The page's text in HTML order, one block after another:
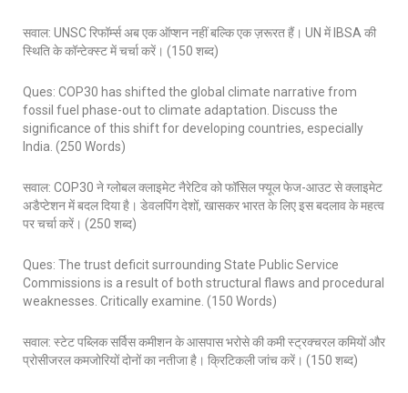
सवाल: UNSC रिफॉर्म्स अब एक ऑप्शन नहीं बल्कि एक ज़रूरत हैं। UN में IBSA की
स्थिति के कॉन्टेक्स्ट में चर्चा करें। (150 शब्द)
Ques: COP30 has shifted the global climate narrative from
fossil fuel phase-out to climate adaptation. Discuss the
significance of this shift for developing countries, especially
India. (250 Words)
सवाल: COP30 ने ग्लोबल क्लाइमेट नैरेटिव को फॉसिल फ्यूल फेज-आउट से क्लाइमेट
अडैप्टेशन में बदल दिया है। डेवलपिंग देशों, खासकर भारत के लिए इस बदलाव के महत्व
पर चर्चा करें। (250 शब्द)
Ques: The trust deficit surrounding State Public Service
Commissions is a result of both structural flaws and procedural
weaknesses. Critically examine. (150 Words)
सवाल: स्टेट पब्लिक सर्विस कमीशन के आसपास भरोसे की कमी स्ट्रक्चरल कमियों और
प्रोसीजरल कमजोरियों दोनों का नतीजा है। क्रिटिकली जांच करें। (150 शब्द)